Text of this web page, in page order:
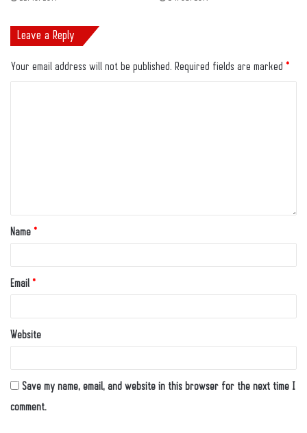
Leave a Reply
Your email address will not be published. Required fields are marked *
Name *
Email *
Website
Save my name, email, and website in this browser for the next time I
comment.